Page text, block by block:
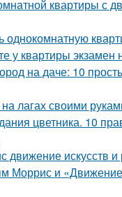
квартиры с
однокомнатную
у квартиры экзамен
на даче: 10
лагах своими
цветника. 10
движение искусств и
Моррис и «Движение